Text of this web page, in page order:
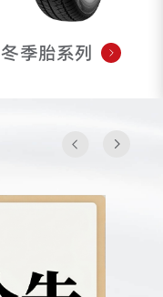
冬季胎系列